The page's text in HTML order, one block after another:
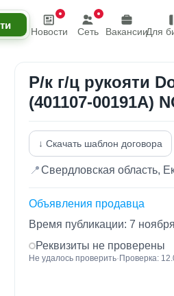
Новости Сеть ВакансииДля
Р/к г/ц рукояти
(401107-00191A)
↓ Скачать шаблон договора
📍Свердловская область,
Объявления продавца
Время публикации: 7
Реквизиты не проверены
Не удалось проверить· Проверка: